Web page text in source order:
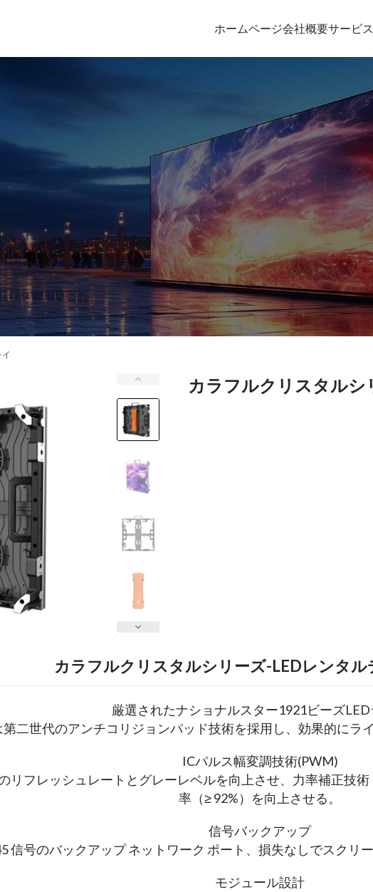
ホームページ会社概要サービス
カラフルクリスタルシ
カラフルクリスタルシリーズ-LEDレンタル
厳選されたナショナルスター1921ビーズLED
第二世代のアンチコリジョンパッド技術を採用し、効果的にラ
ICパルス幅変調技術(PWM)
リフレッシュレートとグレーレベルを向上させ、力率補正技
率（≥ 92%）を向上させる。
信号バックアップ
信号のバックアップ ネットワーク ポート、損失なしでスクリ
モジュール設計